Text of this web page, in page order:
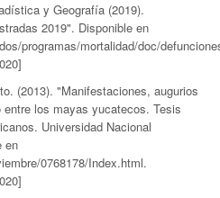
y Geografía (2019).
2019". Disponible en
programas/mortalidad/doc/
(2013). "Manifestaciones, augurios
los mayas yucatecos. Tesis
Universidad Nacional
en
0768178/Index.html.